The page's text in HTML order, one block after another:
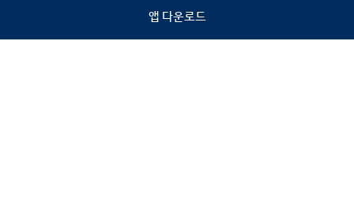
검색
앱 다운로드